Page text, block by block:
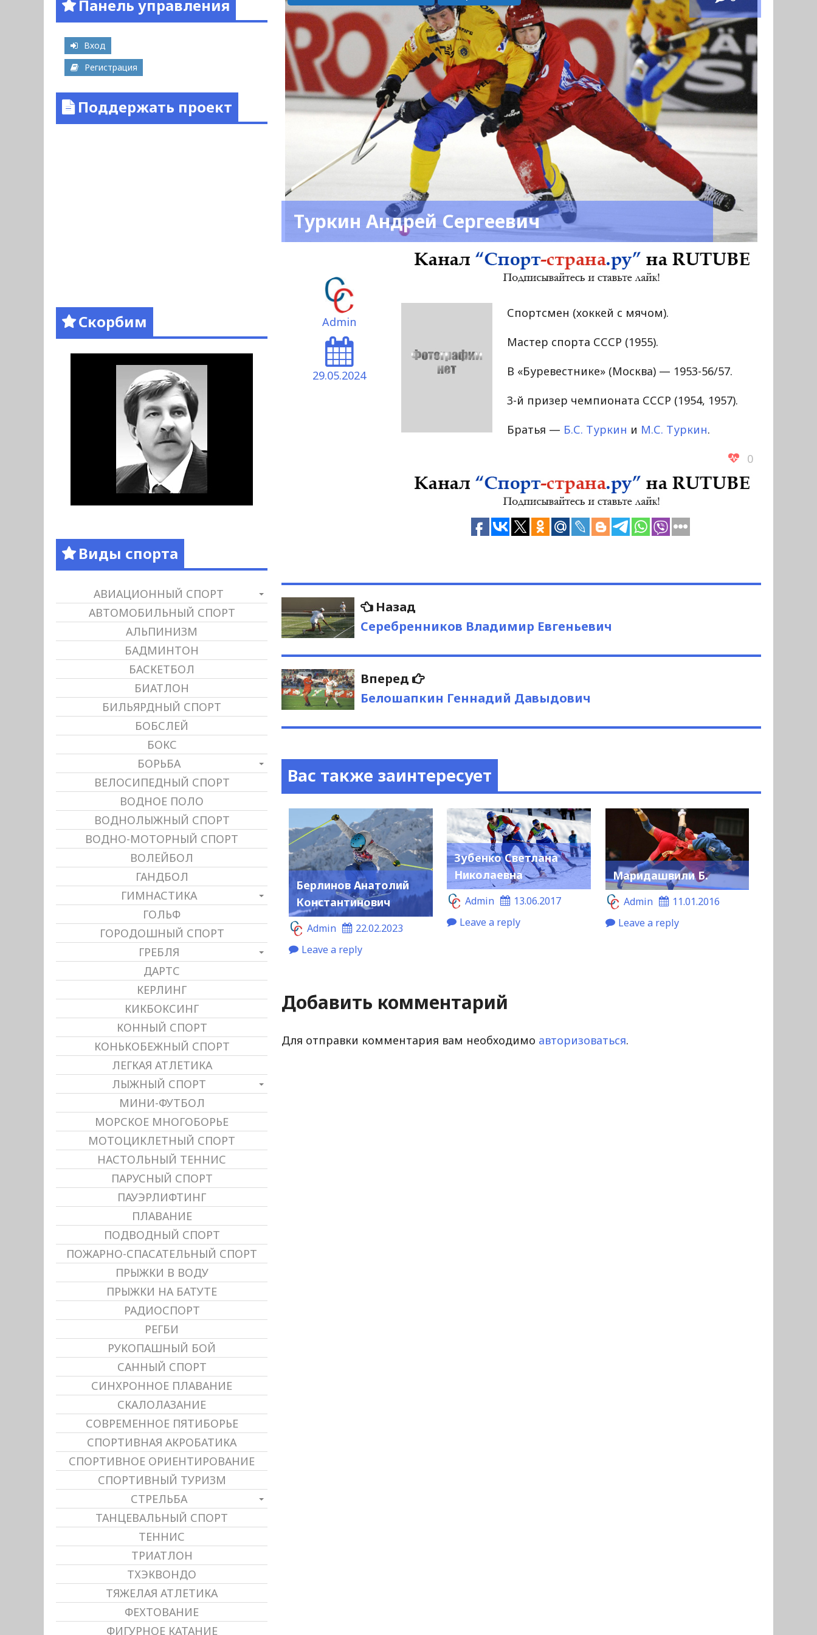
Туркин Андрей Сергеевич
Admin
29.05.2024
Спортсмен (хоккей с мячом).
Мастер спорта СССР (1955).
В «Буревестнике» (Москва) — 1953-56/57.
3-й призер чемпионата СССР (1954, 1957).
Братья — Б.С. Туркин и М.С. Туркин.
0
Навигация
по
записям
Назад
запись:
Серебренников Владимир Евгеньевич
Вперед
Следующая
запись:
Белошапкин Геннадий Давыдович
Вас также заинтересует
Берлинов Анатолий
Константинович
Admin
22.02.2023
Leave a reply
Зубенко Светлана
Николаевна
Admin
13.06.2017
Leave a reply
Маридашвили Б.
Admin
11.01.2016
Leave a reply
Добавить комментарий
Для отправки комментария вам необходимо авторизоваться.
Панель управления
Вход
Регистрация
Поддержать проект
Скорбим
Виды спорта
АВИАЦИОННЫЙ СПОРТ
АВТОМОБИЛЬНЫЙ СПОРТ
АЛЬПИНИЗМ
БАДМИНТОН
БАСКЕТБОЛ
БИАТЛОН
БИЛЬЯРДНЫЙ СПОРТ
БОБСЛЕЙ
БОКС
БОРЬБА
ВЕЛОСИПЕДНЫЙ СПОРТ
ВОДНОЕ ПОЛО
ВОДНОЛЫЖНЫЙ СПОРТ
ВОДНО-МОТОРНЫЙ СПОРТ
ВОЛЕЙБОЛ
ГАНДБОЛ
ГИМНАСТИКА
ГОЛЬФ
ГОРОДОШНЫЙ СПОРТ
ГРЕБЛЯ
ДАРТС
КЕРЛИНГ
КИКБОКСИНГ
КОННЫЙ СПОРТ
КОНЬКОБЕЖНЫЙ СПОРТ
ЛЕГКАЯ АТЛЕТИКА
ЛЫЖНЫЙ СПОРТ
МИНИ-ФУТБОЛ
МОРСКОЕ МНОГОБОРЬЕ
МОТОЦИКЛЕТНЫЙ СПОРТ
НАСТОЛЬНЫЙ ТЕННИС
ПАРУСНЫЙ СПОРТ
ПАУЭРЛИФТИНГ
ПЛАВАНИЕ
ПОДВОДНЫЙ СПОРТ
ПОЖАРНО-СПАСАТЕЛЬНЫЙ СПОРТ
ПРЫЖКИ В ВОДУ
ПРЫЖКИ НА БАТУТЕ
РАДИОСПОРТ
РЕГБИ
РУКОПАШНЫЙ БОЙ
САННЫЙ СПОРТ
СИНХРОННОЕ ПЛАВАНИЕ
СКАЛОЛАЗАНИЕ
СОВРЕМЕННОЕ ПЯТИБОРЬЕ
СПОРТИВНАЯ АКРОБАТИКА
СПОРТИВНОЕ ОРИЕНТИРОВАНИЕ
СПОРТИВНЫЙ ТУРИЗМ
СТРЕЛЬБА
ТАНЦЕВАЛЬНЫЙ СПОРТ
ТЕННИС
ТРИАТЛОН
ТХЭКВОНДО
ТЯЖЕЛАЯ АТЛЕТИКА
ФЕХТОВАНИЕ
ФИГУРНОЕ КАТАНИЕ